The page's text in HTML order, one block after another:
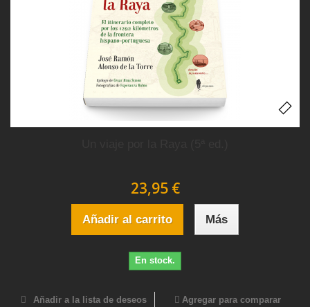
23,95 €
Añadir al carrito Más
En stock.
Añadir a la lista de deseos Agregar para comparar